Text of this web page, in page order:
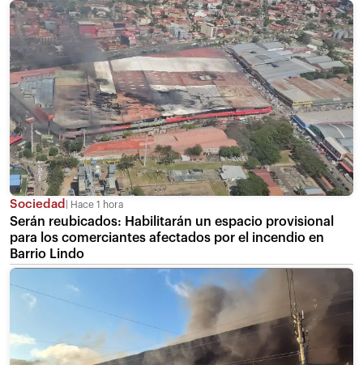
Sociedad Hace 1 hora
Serán reubicados: Habilitarán un espacio provisional
para los comerciantes afectados por el incendio en
Barrio Lindo